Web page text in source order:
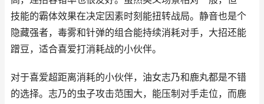
技能的霸体效果在决定因素时刻能扭转战局。静音也是个
隐藏强者，毒雾和针弹的组合能持续消耗对手，大招还能
蹭豆，适合喜爱打消耗战的小伙伴。
对于喜爱超距离消耗的小伙伴，油女志乃和鹿丸都是不错
的选择。志乃的虫子攻击范围大，能压制对手走位，而鹿